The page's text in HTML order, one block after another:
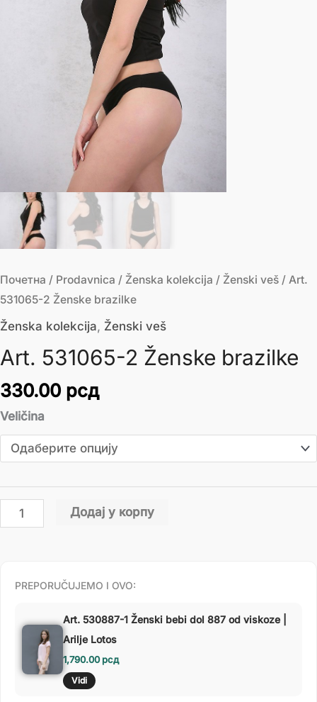
Почетна / Prodavnica / Ženska kolekcija / Ženski veš / Art.
531065-2 Ženske brazilke
Ženska kolekcija, Ženski veš
Art. 531065-2 Ženske brazilke
330.00 рсд
Veličina
Додај у корпу
PREPORUČUJEMO I OVO:
Art. 530887-1 Ženski bebi dol 887 od viskoze |
Arilje Lotos
1,790.00рсд
Vidi